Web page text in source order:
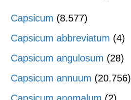
Capsicum (8.577)
Capsicum abbreviatum (4)
Capsicum angulosum (28)
Capsicum annuum (20.756)